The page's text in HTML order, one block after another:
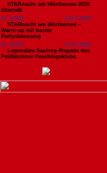
STARnacht am Wörthersee 2026
/Startalk
Nr. 18762
14.07.2026
STARnacht am Wörthersee –
Warm-up mit bester
Partystimmung
Nr. 18761
13.07.2026
Legendäre Sautrog-Regatta des
Feldkirchner Faschingsklubs